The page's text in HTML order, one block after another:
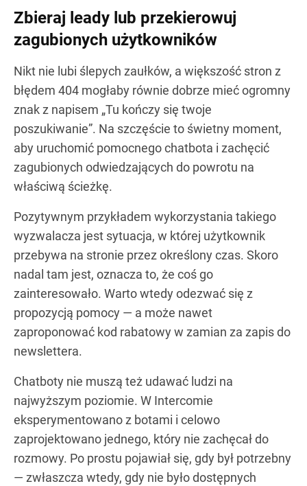
Zbieraj leady lub przekierowuj
zagubionych użytkowników
Nikt nie lubi ślepych zaułków, a większość stron z
błędem 404 mogłaby równie dobrze mieć ogromny
znak z napisem „Tu kończy się twoje
poszukiwanie”. Na szczęście to świetny moment,
aby uruchomić pomocnego chatbota i zachęcić
zagubionych odwiedzających do powrotu na
właściwą ścieżkę.
Pozytywnym przykładem wykorzystania takiego
wyzwalacza jest sytuacja, w której użytkownik
przebywa na stronie przez określony czas. Skoro
nadal tam jest, oznacza to, że coś go
zainteresowało. Warto wtedy odezwać się z
propozycją pomocy — a może nawet
zaproponować kod rabatowy w zamian za zapis do
newslettera.
Chatboty nie muszą też udawać ludzi na
najwyższym poziomie. W Intercomie
eksperymentowano z botami i celowo
zaprojektowano jednego, który nie zachęcał do
rozmowy. Po prostu pojawiał się, gdy był potrzebny
— zwłaszcza wtedy, gdy nie było dostępnych